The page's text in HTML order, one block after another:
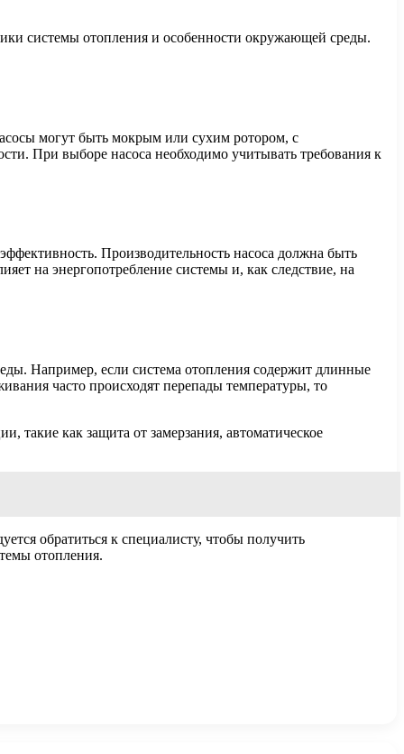
системы отопления и особенности окружающей среды.
могут быть мокрым или сухим ротором, с
При выборе насоса необходимо учитывать требования к
Производительность насоса должна быть
на энергопотребление системы и, как следствие, на
Например, если система отопления содержит длинные
часто происходят перепады температуры, то
такие как защита от замерзания, автоматическое
обратиться к специалисту, чтобы получить
отопления.